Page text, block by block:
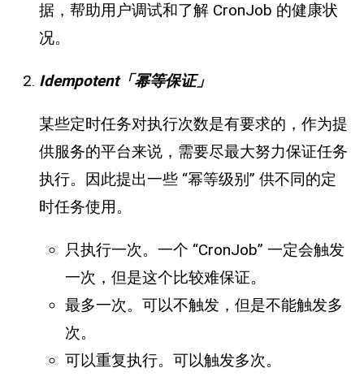
据，帮助用户调试和了解 CronJob 的健康状
况。
Idempotent「幂等保证」
某些定时任务对执行次数是有要求的，作为提
供服务的平台来说，需要尽最大努力保证任务
执行。因此提出一些 “幂等级别” 供不同的定
时任务使用。
只执行一次。一个 “CronJob” 一定会触发
一次，但是这个比较难保证。
最多一次。可以不触发，但是不能触发多
次。
可以重复执行。可以触发多次。